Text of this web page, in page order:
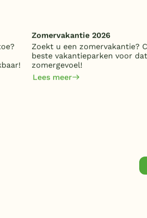
Blog
Zomervakantie 2026
Zoekt u een zomervakantie?
beste vakantieparken voor
zomergevoel!
Lees meer
Zoek hier uw